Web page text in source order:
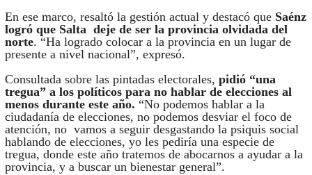
En ese marco, resaltó la gestión actual y destacó queSaénz
logró que Salta deje de ser la provincia olvidada del
norte. “Ha logrado colocar a la provincia en un lugar de
presente a nivel nacional”, expresó.
Consultada sobre las pintadas electorales, pidió “una
tregua” a los políticos para no hablar de elecciones al
menos durante este año. “No podemos hablar a la
ciudadanía de elecciones, no podemos desviar el foco de
atención, no vamos a seguir desgastando la psiquis social
hablando de elecciones, yo les pediría una especie de
tregua, donde este año tratemos de abocarnos a ayudar a la
provincia, y a buscar un bienestar general”.